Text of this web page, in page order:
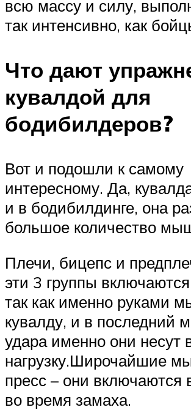
всю массу и силу,
так интенсивно, как
Что дают
кувалдой для
бодибилдеров?
Вот и подошли к самому
интересному. Да,
и в бодибилдинге, она
большое количество
Плечи, бицепс и
эти 3 группы
так как именно руками
кувалду, и в последний
удара именно они несут
нагрузку.Широчайшие
пресс – они включаются
во время замаха.